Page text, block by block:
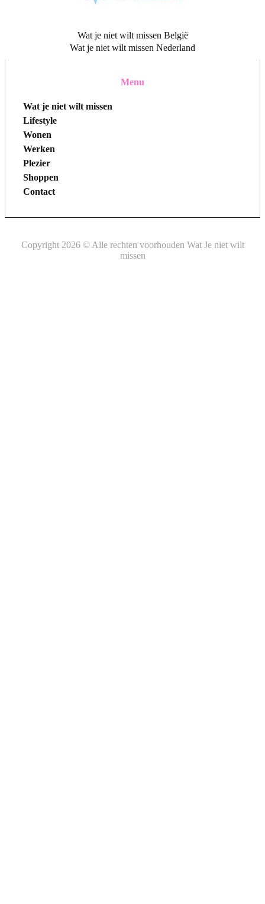
Wat je niet wilt missen België
Wat je niet wilt missen Nederland
Menu
Wat je niet wilt missen
Lifestyle
Wonen
Werken
Plezier
Shoppen
Contact
Copyright 2026 © Alle rechten voorhouden Wat Je niet wilt
missen